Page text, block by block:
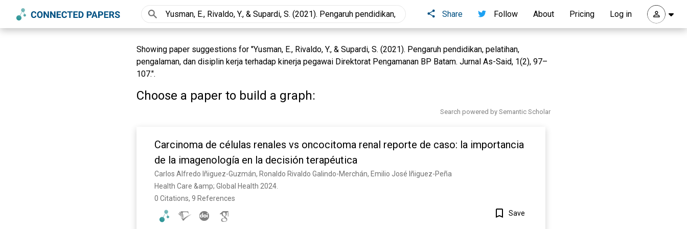
Share Follow About Pricing Log in
Showing paper suggestions for "Yusman, E., Rivaldo, Y., & Supardi, S. (2021). Pengaruh pendidikan, pelatihan,
pengalaman, dan disiplin kerja terhadap kinerja pegawai Direktorat Pengamanan BP Batam. Jurnal As-Said, 1(2), 97–
107.".
Choose a paper to build a graph:
Search powered by Semantic Scholar
Carcinoma de células renales vs oncocitoma renal reporte de caso: la importancia
de la imagenología en la decisión terapéutica
Carlos Alfredo Iñiguez-Guzmán, Ronaldo Rivaldo Galindo-Merchán, Emilio José Iñiguez-Peña
Health Care &amp; Global Health 2024.
0 Citations, 9 References
Save